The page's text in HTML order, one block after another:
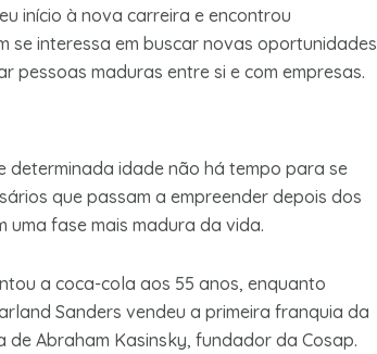
início à nova carreira e encontrou
se interessa em buscar novas oportunidades
pessoas maduras entre si e com empresas.
determinada idade não há tempo para se
que passam a empreender depois dos
uma fase mais madura da vida.
a coca-cola aos 55 anos, enquanto
Sanders vendeu a primeira franquia da
de Abraham Kasinsky, fundador da Cosap.